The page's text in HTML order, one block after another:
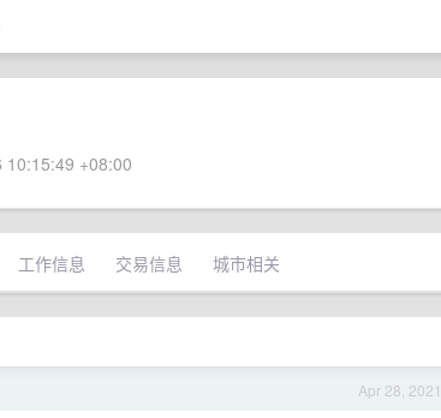
+08:00
工作信息 交易信息 城市相关
Apr 28, 2021